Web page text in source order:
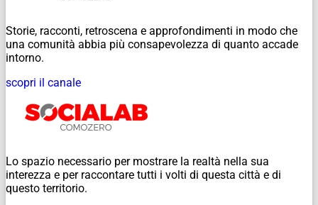
Storie, racconti, retroscena e approfondimenti in modo che
una comunità abbia più consapevolezza di quanto accade
intorno.
scopri il canale
Lo spazio necessario per mostrare la realtà nella sua
interezza e per raccontare tutti i volti di questa città e di
questo territorio.